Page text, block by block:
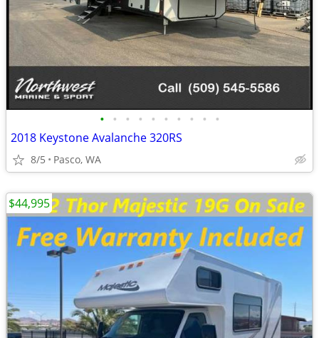
• • • • • • • • • •
2018 Keystone Avalanche 320RS
8/5 Pasco, WA
$44,995